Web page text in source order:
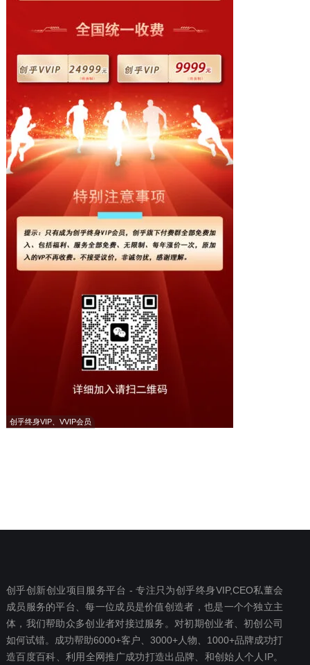
创乎终身VIP、VVIP会员
创乎创新创业项目服务平台 - 专注只为创乎终身VIP,CEO私董会
成员服务的平台、每一位成员是价值创造者，也是一个个独立主
体，我们帮助众多创业者对接过服务。对初期创业者、初创公司
如何试错。成功帮助6000+客户、3000+人物、1000+品牌成功打
造百度百科、利用全网推广成功打造出品牌、和创始人个人IP。